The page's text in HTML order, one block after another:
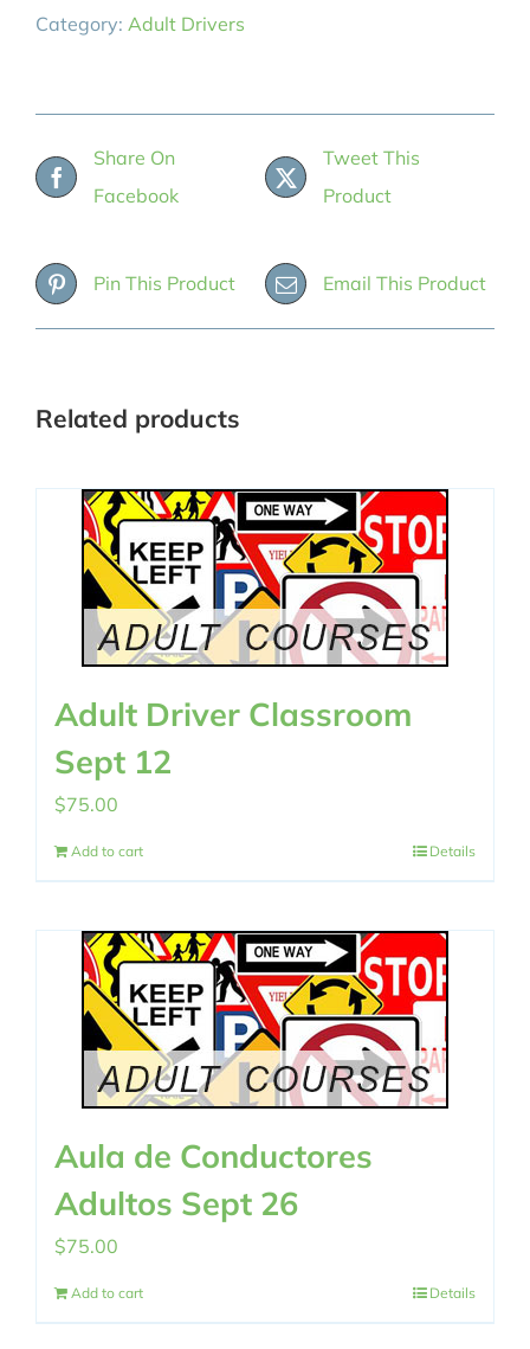
Adultos
27
quantity
Category: Adult Drivers
Share On
Facebook
Tweet This
Product
Pin This Product Email This Product
Related products
Adult Driver Classroom
Sept 12
$75.00
Add to cart Details
Aula de Conductores
Adultos Sept 26
$75.00
Add to cart Details